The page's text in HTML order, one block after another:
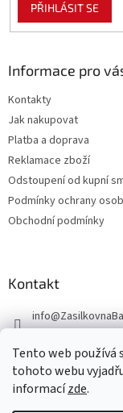
Tento web používá
tohoto webu
informacízde.
PŘIHLÁSIT SE
Informace pro
Kontakty
Jak nakupovat
Platba a doprava
Reklamace zboží
Odstoupení od kupní
Podmínky ochrany
Obchodní podmínky
Kontakt
info@